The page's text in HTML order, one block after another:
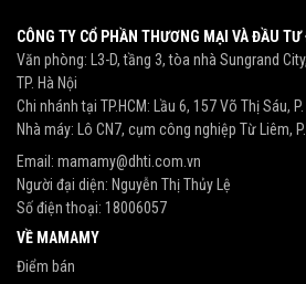
CÔNG TY CỔ PHẦN THƯƠNG MẠI VÀ ĐẦU TƯ
Văn phòng: L3-D, tầng 3, tòa nhà Sungrand
TP. Hà Nội
Chi nhánh tại TP.HCM: Lầu 6, 157 Võ Thị Sáu,
Nhà máy: Lô CN7, cụm công nghiệp Từ Liêm,
Email: mamamy@dhti.com.vn
Người đại diện: Nguyễn Thị Thủy Lệ
Số điện thoại: 18006057
VỀ MAMAMY
Điểm bán